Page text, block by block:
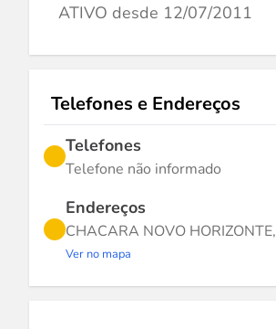
ATIVO desde 12/07/2011
Telefones e Endereços
Telefones
Telefone não informado
Endereços
CHACARA NOVO
Ver no mapa